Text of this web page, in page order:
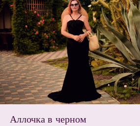
Аллочка в черном